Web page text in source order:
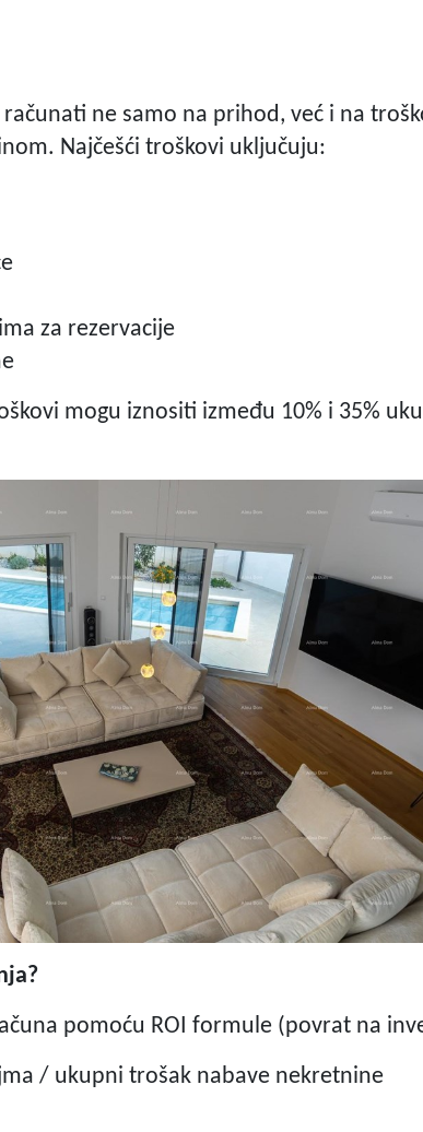
ne samo na prihod, već i na
Najčešći troškovi uključuju:
za rezervacije
mogu iznositi između 10% i 35%
pomoću ROI formule (povrat na
/ ukupni trošak nabave nekretnine